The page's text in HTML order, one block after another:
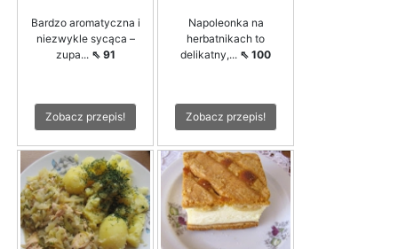
Bardzo aromatyczna i
niezwykle sycąca –
zupa... ⇖ 91
Zobacz przepis!
Napoleonka na
herbatnikach to
delikatny,... ⇖ 100
Zobacz przepis!